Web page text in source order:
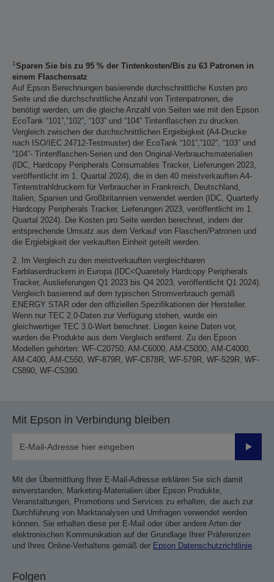
1Sparen Sie bis zu 95 % der Tintenkosten/Bis zu 63 Patronen in
einem Flaschensatz
Auf Epson Berechnungen basierende durchschnittliche Kosten pro
Seite und die durchschnittliche Anzahl von Tintenpatronen, die
benötigt werden, um die gleiche Anzahl von Seiten wie mit den Epson
EcoTank “101”,”102”, “103” und “104” Tintenflaschen zu drucken.
Vergleich zwischen der durchschnittlichen Ergiebigkeit (A4-Drucke
nach ISO/IEC 24712-Testmuster) der EcoTank “101”,”102”, “103” und
“104”- Tintenflaschen-Serien und den Original-Verbrauchsmaterialien
(IDC, Hardcopy Peripherals Consumables Tracker, Lieferungen 2023,
veröffentlicht im 1. Quartal 2024), die in den 40 meistverkauften A4-
Tintenstrahldruckern für Verbraucher in Frankreich, Deutschland,
Italien, Spanien und Großbritannien verwendet werden (IDC, Quarterly
Hardcopy Peripherals Tracker, Lieferungen 2023, veröffentlicht im 1.
Quartal 2024). Die Kosten pro Seite werden berechnet, indem der
entsprechende Umsatz aus dem Verkauf von Flaschen/Patronen und
die Ergiebigkeit der verkauften Einheit geteilt werden.
2. Im Vergleich zu den meistverkauften vergleichbaren
Farblaserdruckern in Europa (IDC<Quaretely Hardcopy Peripherals
Tracker, Auslieferungen Q1 2023 bis Q4 2023, veröffentlicht Q1 2024).
Vergleich basierend auf dem typischen Stromverbrauch gemäß
ENERGY STAR oder den offiziellen Spezifikationen der Hersteller.
Wenn nur TEC 2.0-Daten zur Verfügung stehen, wurde ein
gleichwertiger TEC 3.0-Wert berechnet. Liegen keine Daten vor,
wurden die Produkte aus dem Vergleich entfernt. Zu den Epson
Modellen gehörten: WF-C20750, AM-C6000, AM-C5000, AM-C4000,
AM-C400, AM-C550, WF-879R, WF-C878R, WF-579R, WF-529R, WF-
C5890, WF-C5390.
Mit Epson in Verbindung bleiben
Mit der Übermittlung Ihrer E-Mail-Adresse erklären Sie sich damit
einverstanden, Marketing-Materialien über Epson Produkte,
Veranstaltungen, Promotions und Services zu erhalten, die auch zur
Durchführung von Marktanalysen und Umfragen verwendet werden
können. Sie erhalten diese per E-Mail oder über andere Arten der
elektronischen Kommunikation auf der Grundlage Ihrer Präferenzen
und Ihres Online-Verhaltens gemäß der Epson Datenschutzrichtlinie.
Folgen